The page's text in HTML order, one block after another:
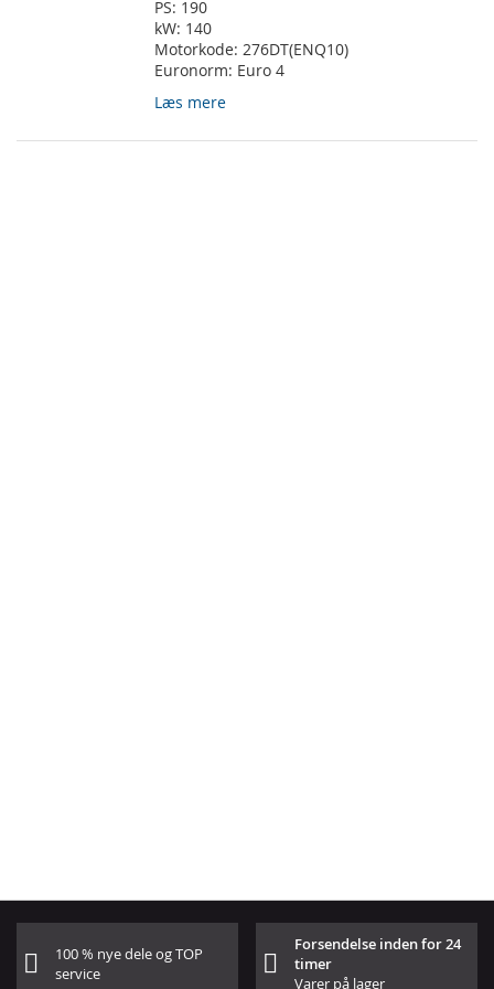
PS: 190
kW: 140
Motorkode: 276DT(ENQ10)
Euronorm: Euro 4
Læs mere
100 % nye dele og TOP
service
Forsendelse inden for 24
timer
Varer på lager